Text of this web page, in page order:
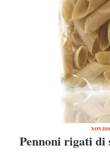
NON
Pennoni rigati di